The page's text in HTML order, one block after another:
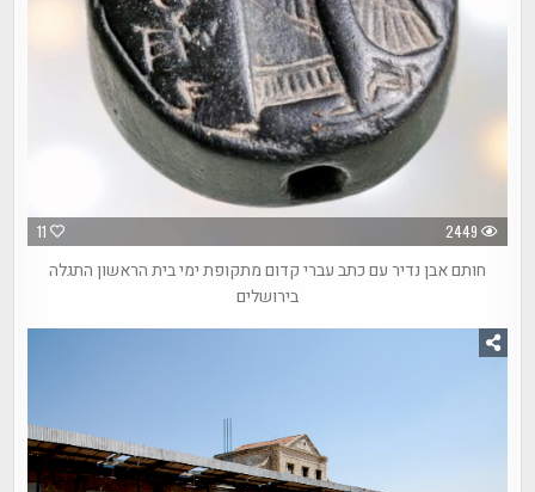
11 2449
חותם אבן נדיר עם כתב עברי קדום מתקופת ימי בית הראשון התגלה
בירושלים